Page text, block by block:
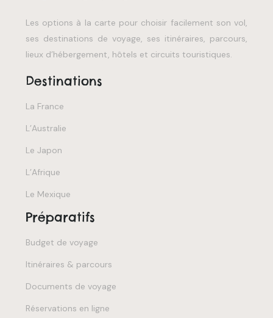
Les options à la carte pour choisir facilement son vol,
ses destinations de voyage, ses itinéraires, parcours,
lieux d’hébergement, hôtels et circuits touristiques.
Destinations
La France
L’Australie
Le Japon
L’Afrique
Le Mexique
Préparatifs
Budget de voyage
Itinéraires & parcours
Documents de voyage
Réservations en ligne